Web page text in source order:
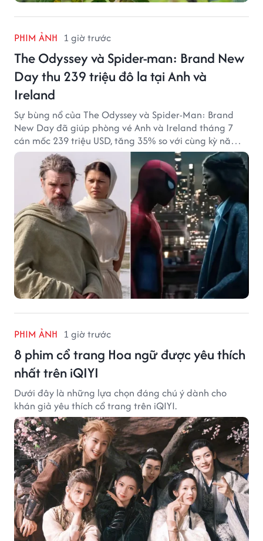
PHIM ẢNH 1 giờ trước
The Odyssey và Spider-man: Brand New
Day thu 239 triệu đô la tại Anh và
Ireland
Sự bùng nổ của The Odyssey và Spider-Man: Brand
New Day đã giúp phòng vé Anh và Ireland tháng 7
cán mốc 239 triệu USD, tăng 35% so với cùng kỳ năm
ngoái.
PHIM ẢNH 1 giờ trước
8 phim cổ trang Hoa ngữ được yêu thích
nhất trên iQIYI
Dưới đây là những lựa chọn đáng chú ý dành cho
khán giả yêu thích cổ trang trên iQIYI.